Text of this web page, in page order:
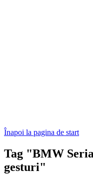
Înapoi la pagina de start
Tag "BMW
gesturi"